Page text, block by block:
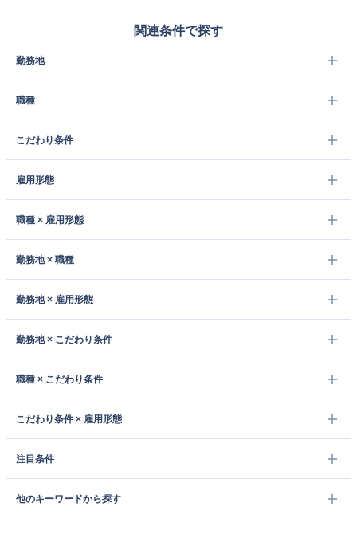
関連条件で探す
勤務地
職種
こだわり条件
雇用形態
職種 × 雇用形態
勤務地 × 職種
勤務地 × 雇用形態
勤務地 × こだわり条件
職種 × こだわり条件
こだわり条件 × 雇用形態
注目条件
他のキーワードから探す